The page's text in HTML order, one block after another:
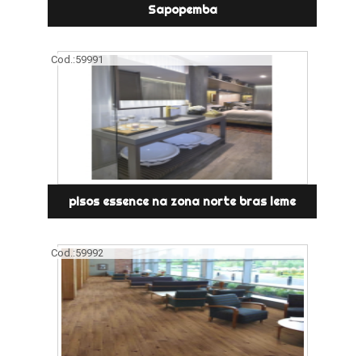
Sapopemba
Cod.:59991
pisos essence na zona norte bras leme
Cod.:59992